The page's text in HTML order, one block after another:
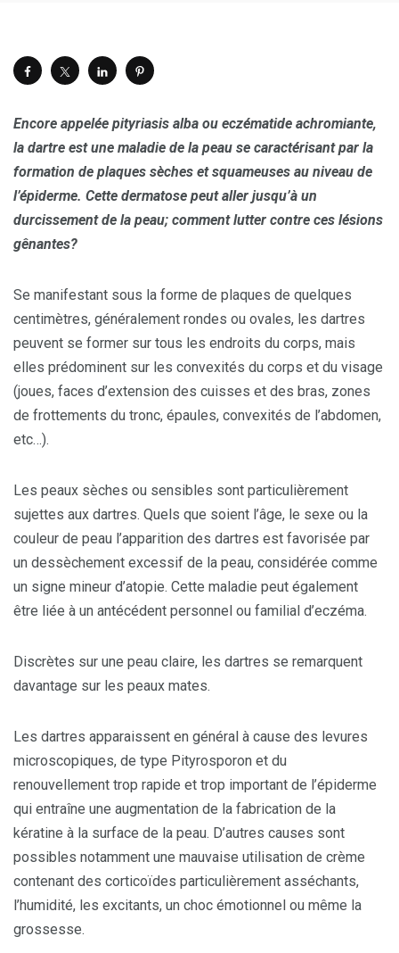
Encore appelée pityriasis alba ou eczématide achromiante,
la dartre est une maladie de la peau se caractérisant par la
formation de plaques sèches et squameuses au niveau de
l’épiderme. Cette dermatose peut aller jusqu’à un
durcissement de la peau; comment lutter contre ces lésions
gênantes?
Se manifestant sous la forme de plaques de quelques
centimètres, généralement rondes ou ovales, les dartres
peuvent se former sur tous les endroits du corps, mais
elles prédominent sur les convexités du corps et du visage
(joues, faces d’extension des cuisses et des bras, zones
de frottements du tronc, épaules, convexités de l’abdomen,
etc…).
Les peaux sèches ou sensibles sont particulièrement
sujettes aux dartres. Quels que soient l’âge, le sexe ou la
couleur de peau l’apparition des dartres est favorisée par
un dessèchement excessif de la peau, considérée comme
un signe mineur d’atopie. Cette maladie peut également
être liée à un antécédent personnel ou familial d’eczéma.
Discrètes sur une peau claire, les dartres se remarquent
davantage sur les peaux mates.
Les dartres apparaissent en général à cause des levures
microscopiques, de type Pityrosporon et du
renouvellement trop rapide et trop important de l’épiderme
qui entraîne une augmentation de la fabrication de la
kératine à la surface de la peau. D’autres causes sont
possibles notamment une mauvaise utilisation de crème
contenant des corticoïdes particulièrement asséchants,
l’humidité, les excitants, un choc émotionnel ou même la
grossesse.